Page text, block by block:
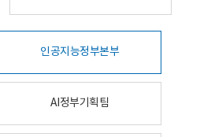
인공지능정부본부
AI정부기획팀